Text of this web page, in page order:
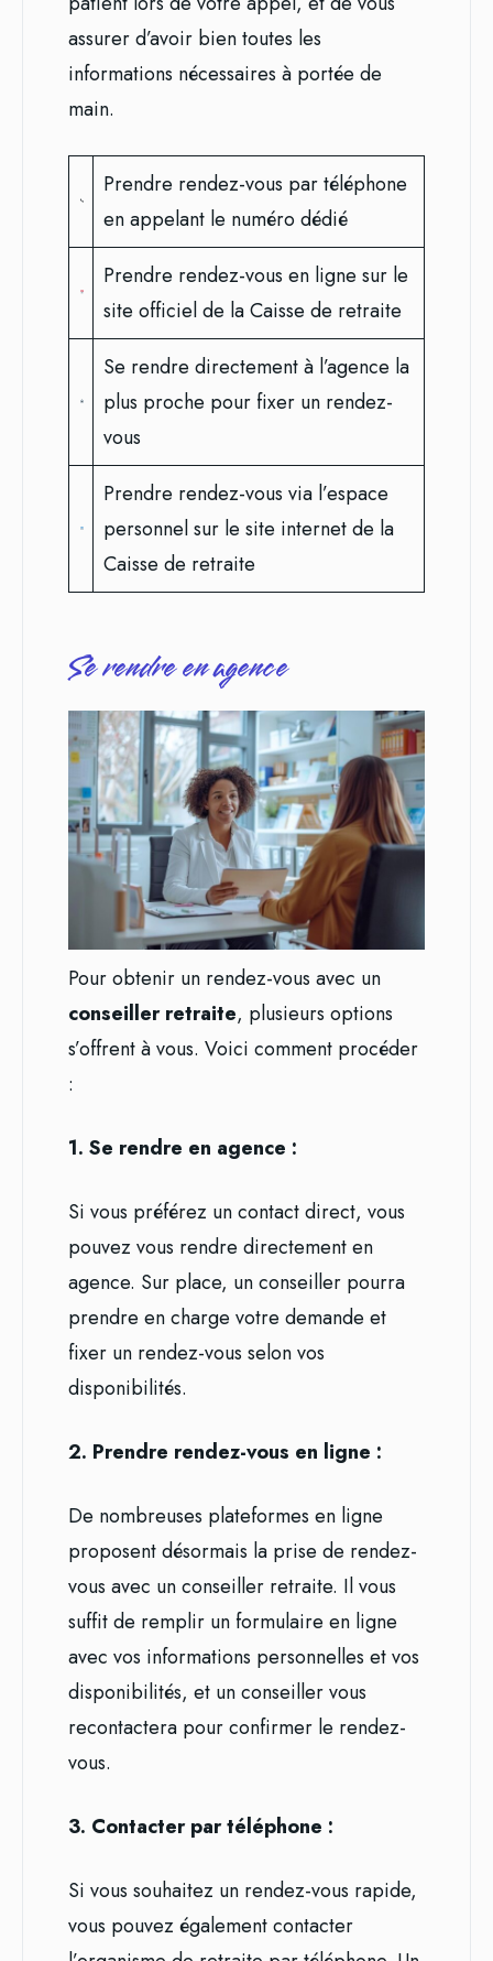
assurer d’avoir bien toutes les
informations nécessaires à portée de
main.
Prendre rendez-vous par téléphone
en appelant le numéro dédié
Prendre rendez-vous en ligne sur le
site officiel de la Caisse de retraite
Se rendre directement à l’agence la
plus proche pour fixer un rendez-
vous
Prendre rendez-vous via l’espace
personnel sur le site internet de la
Caisse de retraite
Se rendre en agence
Pour obtenir un rendez-vous avec un
conseiller retraite, plusieurs options
s’offrent à vous. Voici comment procéder
:
1. Se rendre en agence :
Si vous préférez un contact direct, vous
pouvez vous rendre directement en
agence. Sur place, un conseiller pourra
prendre en charge votre demande et
fixer un rendez-vous selon vos
disponibilités.
2. Prendre rendez-vous en ligne :
De nombreuses plateformes en ligne
proposent désormais la prise de rendez-
vous avec un conseiller retraite. Il vous
suffit de remplir un formulaire en ligne
avec vos informations personnelles et vos
disponibilités, et un conseiller vous
recontactera pour confirmer le rendez-
vous.
3. Contacter par téléphone :
Si vous souhaitez un rendez-vous rapide,
vous pouvez également contacter